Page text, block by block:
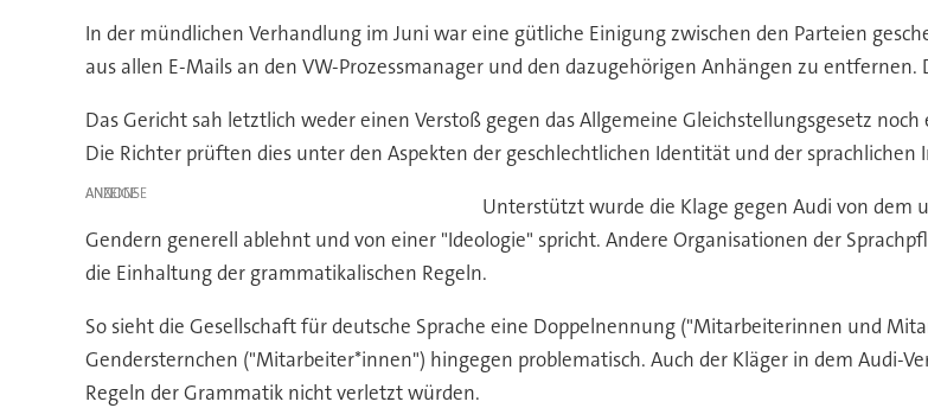
In der mündlichen Verhandlung im Juni war eine gütliche Einigung zwischen den Parteien
aus allen E-Mails an den VW-Prozessmanager und den dazugehörigen Anhängen zu
Das Gericht sah letztlich weder einen Verstoß gegen das Allgemeine Gleichstellungsgesetz
Die Richter prüften dies unter den Aspekten der geschlechtlichen Identität und der sprachlichen
ANZEIGE
Unterstützt wurde die Klage gegen Audi von dem
Gendern generell ablehnt und von einer "Ideologie" spricht. Andere Organisationen der
die Einhaltung der grammatikalischen Regeln.
So sieht die Gesellschaft für deutsche Sprache eine Doppelnennung ("Mitarbeiterinnen und
Gendersternchen ("Mitarbeiter*innen") hingegen problematisch. Auch der Kläger in dem Audi-
Regeln der Grammatik nicht verletzt würden.